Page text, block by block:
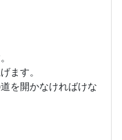
ます。
を開かなければけな